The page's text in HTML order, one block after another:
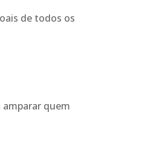
de todos os
quem